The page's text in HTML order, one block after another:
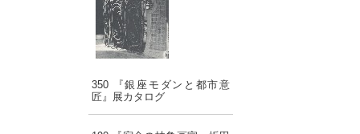
350 『銀座モダンと都市意
匠』展カタログ